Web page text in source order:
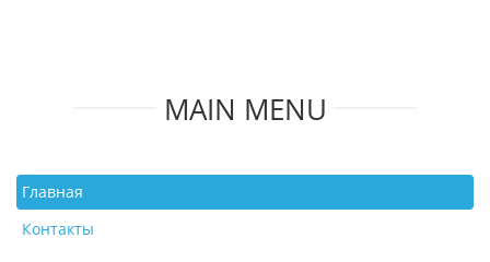
MAIN MENU
Главная
Контакты